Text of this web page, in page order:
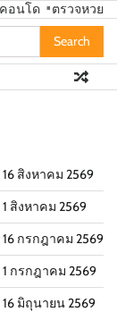
อนโด ตรวจหวย
สิงหาคม 2569
สิงหาคม 2569
กรกฎาคม 2569
กรกฎาคม 2569
มิถุนายน 2569